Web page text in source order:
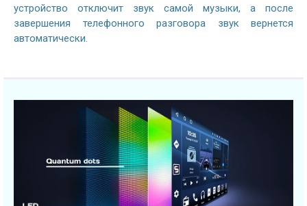
устройство отключит звук самой музыки, а после
завершения телефонного разговора звук вернется
автоматически.